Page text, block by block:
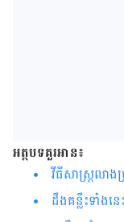
អត្ថបទគួរអាន៖
វីធីសាស្រ្តលាង
ដឹងគន្លឹះទាំងន